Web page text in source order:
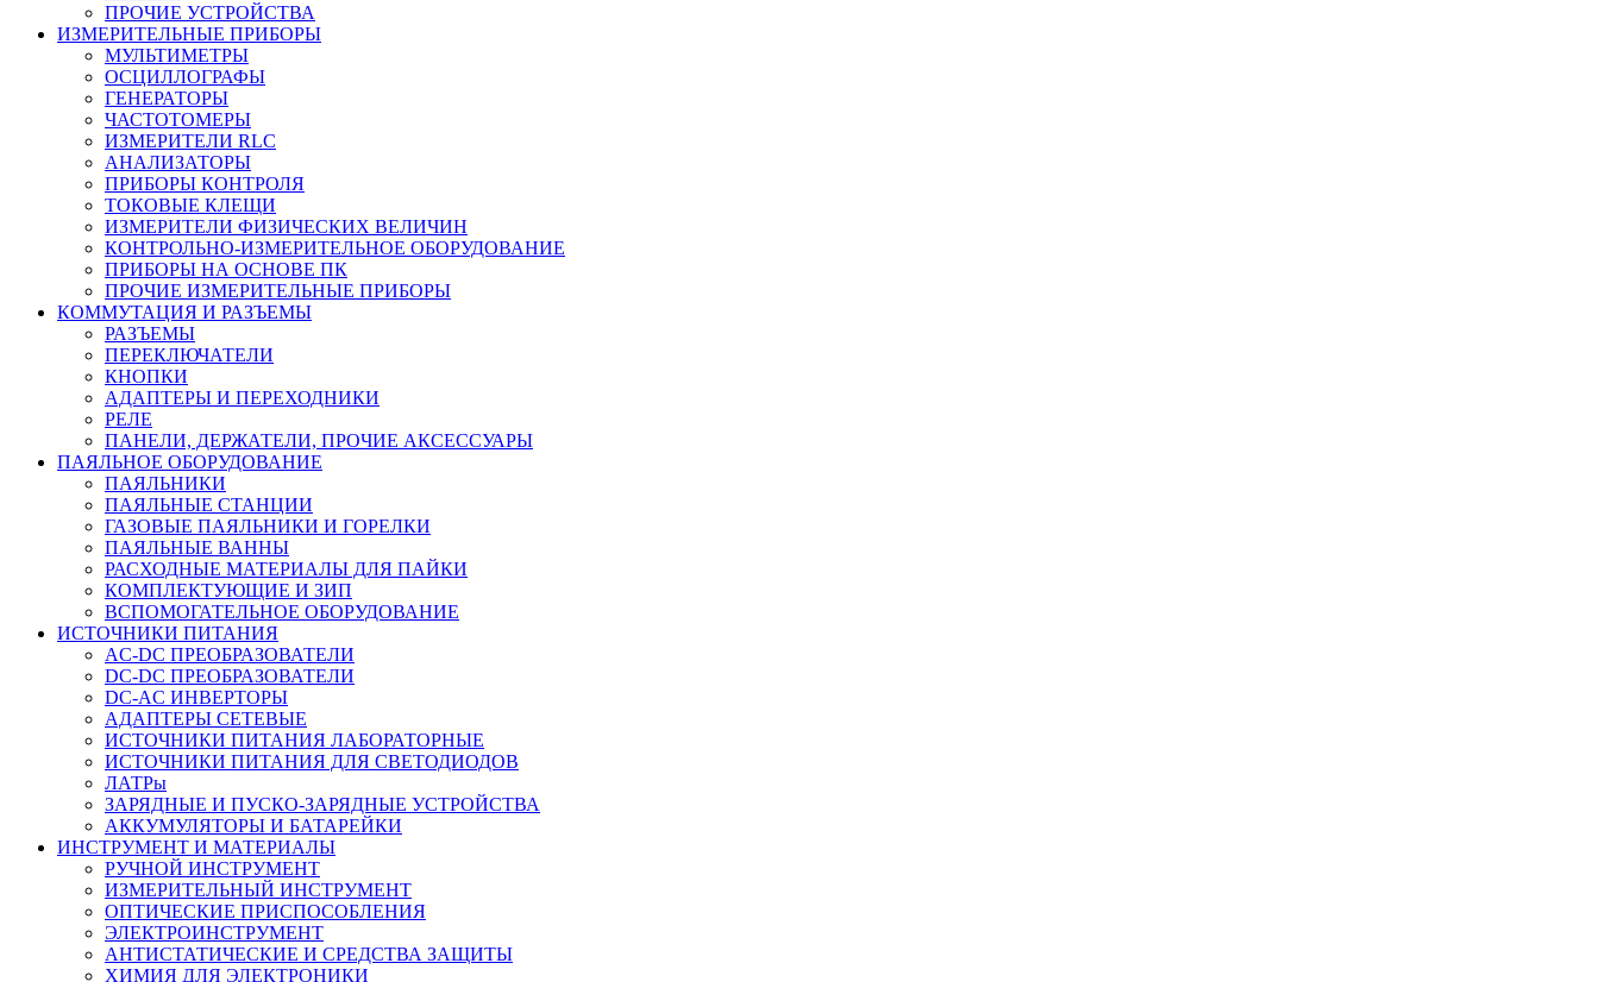
ПРОЧИЕ УСТРОЙСТВА
ИЗМЕРИТЕЛЬНЫЕ ПРИБОРЫ
МУЛЬТИМЕТРЫ
ОСЦИЛЛОГРАФЫ
ГЕНЕРАТОРЫ
ЧАСТОТОМЕРЫ
ИЗМЕРИТЕЛИ RLC
АНАЛИЗАТОРЫ
ПРИБОРЫ КОНТРОЛЯ
ТОКОВЫЕ КЛЕЩИ
ИЗМЕРИТЕЛИ ФИЗИЧЕСКИХ ВЕЛИЧИН
КОНТРОЛЬНО-ИЗМЕРИТЕЛЬНОЕ ОБОРУДОВАНИЕ
ПРИБОРЫ НА ОСНОВЕ ПК
ПРОЧИЕ ИЗМЕРИТЕЛЬНЫЕ ПРИБОРЫ
КОММУТАЦИЯ И РАЗЪЕМЫ
РАЗЪЕМЫ
ПЕРЕКЛЮЧАТЕЛИ
КНОПКИ
АДАПТЕРЫ И ПЕРЕХОДНИКИ
РЕЛЕ
ПАНЕЛИ, ДЕРЖАТЕЛИ, ПРОЧИЕ АКСЕССУАРЫ
ПАЯЛЬНОЕ ОБОРУДОВАНИЕ
ПАЯЛЬНИКИ
ПАЯЛЬНЫЕ СТАНЦИИ
ГАЗОВЫЕ ПАЯЛЬНИКИ И ГОРЕЛКИ
ПАЯЛЬНЫЕ ВАННЫ
РАСХОДНЫЕ МАТЕРИАЛЫ ДЛЯ ПАЙКИ
КОМПЛЕКТУЮЩИЕ И ЗИП
ВСПОМОГАТЕЛЬНОЕ ОБОРУДОВАНИЕ
ИСТОЧНИКИ ПИТАНИЯ
AC-DC ПРЕОБРАЗОВАТЕЛИ
DC-DC ПРЕОБРАЗОВАТЕЛИ
DC-AC ИНВЕРТОРЫ
АДАПТЕРЫ СЕТЕВЫЕ
ИСТОЧНИКИ ПИТАНИЯ ЛАБОРАТОРНЫЕ
ИСТОЧНИКИ ПИТАНИЯ ДЛЯ СВЕТОДИОДОВ
ЛАТРы
ЗАРЯДНЫЕ И ПУСКО-ЗАРЯДНЫЕ УСТРОЙСТВА
АККУМУЛЯТОРЫ И БАТАРЕЙКИ
ИНСТРУМЕНТ И МАТЕРИАЛЫ
РУЧНОЙ ИНСТРУМЕНТ
ИЗМЕРИТЕЛЬНЫЙ ИНСТРУМЕНТ
ОПТИЧЕСКИЕ ПРИСПОСОБЛЕНИЯ
ЭЛЕКТРОИНСТРУМЕНТ
АНТИСТАТИЧЕСКИЕ И СРЕДСТВА ЗАЩИТЫ
ХИМИЯ ДЛЯ ЭЛЕКТРОНИКИ